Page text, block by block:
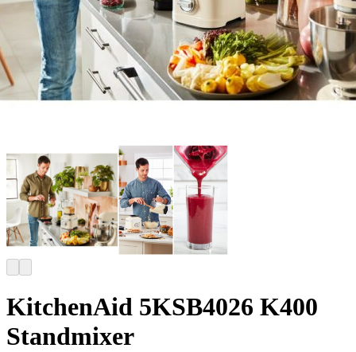
KitchenAid 5KSB4026 K400
Standmixer